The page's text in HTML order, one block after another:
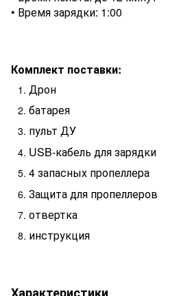
• Время зарядки: 1:00
Комплект поставки:
Дрон
батарея
пульт ДУ
USB-кабель для зарядки
4 запасных пропеллера
Защита для пропеллеров
отвертка
инструкция
Характеристики